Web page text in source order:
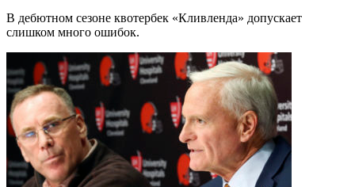
В дебютном сезоне квотербек «Кливленда» допускает
слишком много ошибок.